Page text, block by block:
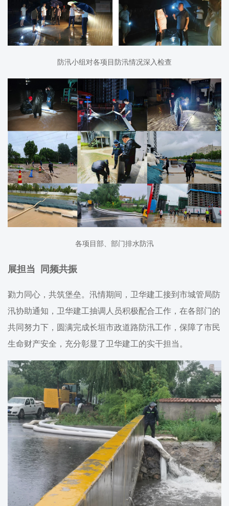
防汛小组对各项目防汛情况深入检查
各项目部、部门排水防汛
展担当 同频共振
勠力同心，共筑堡垒。汛情期间，卫华建工接到市城管局防
汛协助通知，卫华建工抽调人员积极配合工作，在各部门的
共同努力下，圆满完成长垣市政道路防汛工作，保障了市民
生命财产安全，充分彰显了卫华建工的实干担当。